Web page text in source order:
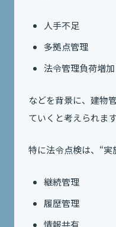
人手不足
多拠点管理
法令管理負荷増加
などを背景に、建物
ていくと考えられます
特に法令点検は、“実
継続管理
履歴管理
情報共有